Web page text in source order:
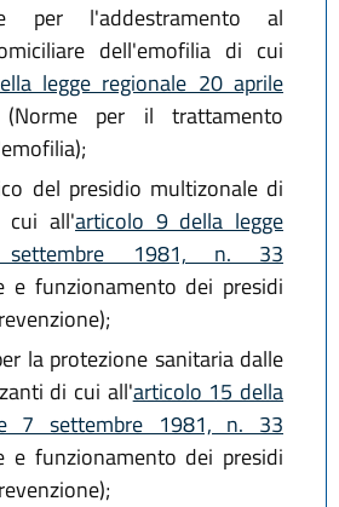
per l'addestramento al
dell'emofilia di cui
legge regionale 20 aprile
(Norme per il trattamento
del presidio multizonale di
cui all'articolo 9 della legge
1981, n. 33
e funzionamento dei presidi
la protezione sanitaria dalle
di cui all'articolo 15 della
7 settembre 1981, n. 33
e funzionamento dei presidi